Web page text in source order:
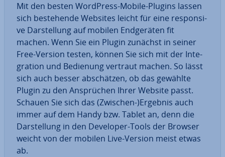
Mit den besten WordPress-Mobile-Plugins lassen
sich be­stehen­de Websites leicht für eine re­spon­si­
ve Dar­stel­lung auf mobilen End­ge­rä­ten fit
machen. Wenn Sie ein Plugin zunächst in seiner
Free-Version testen, können Sie sich mit der In­te­
gra­ti­on und Bedienung vertraut machen. So lässt
sich auch besser ab­schät­zen, ob das gewählte
Plugin zu den An­sprü­chen Ihrer Website passt.
Schauen Sie sich das (Zwischen-)Ergebnis auch
immer auf dem Handy bzw. Tablet an, denn die
Dar­stel­lung in den Developer-Tools der Browser
weicht von der mobilen Live-Version meist etwas
ab.